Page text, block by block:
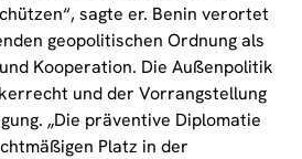
sagte er. Benin verortet
geopolitischen Ordnung als
Kooperation. Die Außenpolitik
und der Vorrangstellung
„Die präventive Diplomatie
Platz in der